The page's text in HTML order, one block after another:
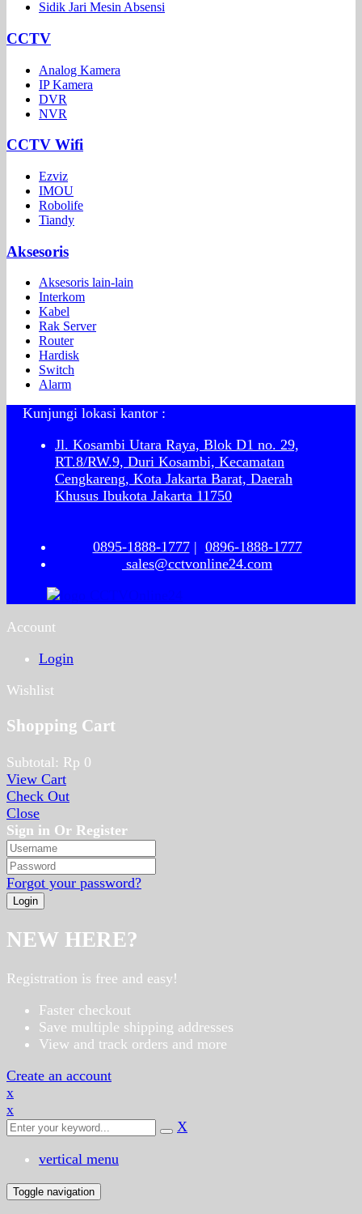
Sidik Jari Mesin Absensi
CCTV
Analog Kamera
IP Kamera
DVR
NVR
CCTV Wifi
Ezviz
IMOU
Robolife
Tiandy
Aksesoris
Aksesoris lain-lain
Interkom
Kabel
Rak Server
Router
Hardisk
Switch
Alarm
Kunjungi lokasi kantor :
Jl. Kosambi Utara Raya, Blok D1 no. 29,
RT.8/RW.9, Duri Kosambi, Kecamatan
Cengkareng, Kota Jakarta Barat, Daerah
Khusus Ibukota Jakarta 11750
0895-1888-1777| 0896-1888-1777
sales@cctvonline24.com
Account
Login
Wishlist
Shopping Cart
Subtotal: Rp 0
View Cart
Check Out
Close
Sign in Or Register
Forgot your password?
NEW HERE?
Registration is free and easy!
Faster checkout
Save multiple shipping addresses
View and track orders and more
Create an account
x
x
X
vertical menu
Toggle navigation